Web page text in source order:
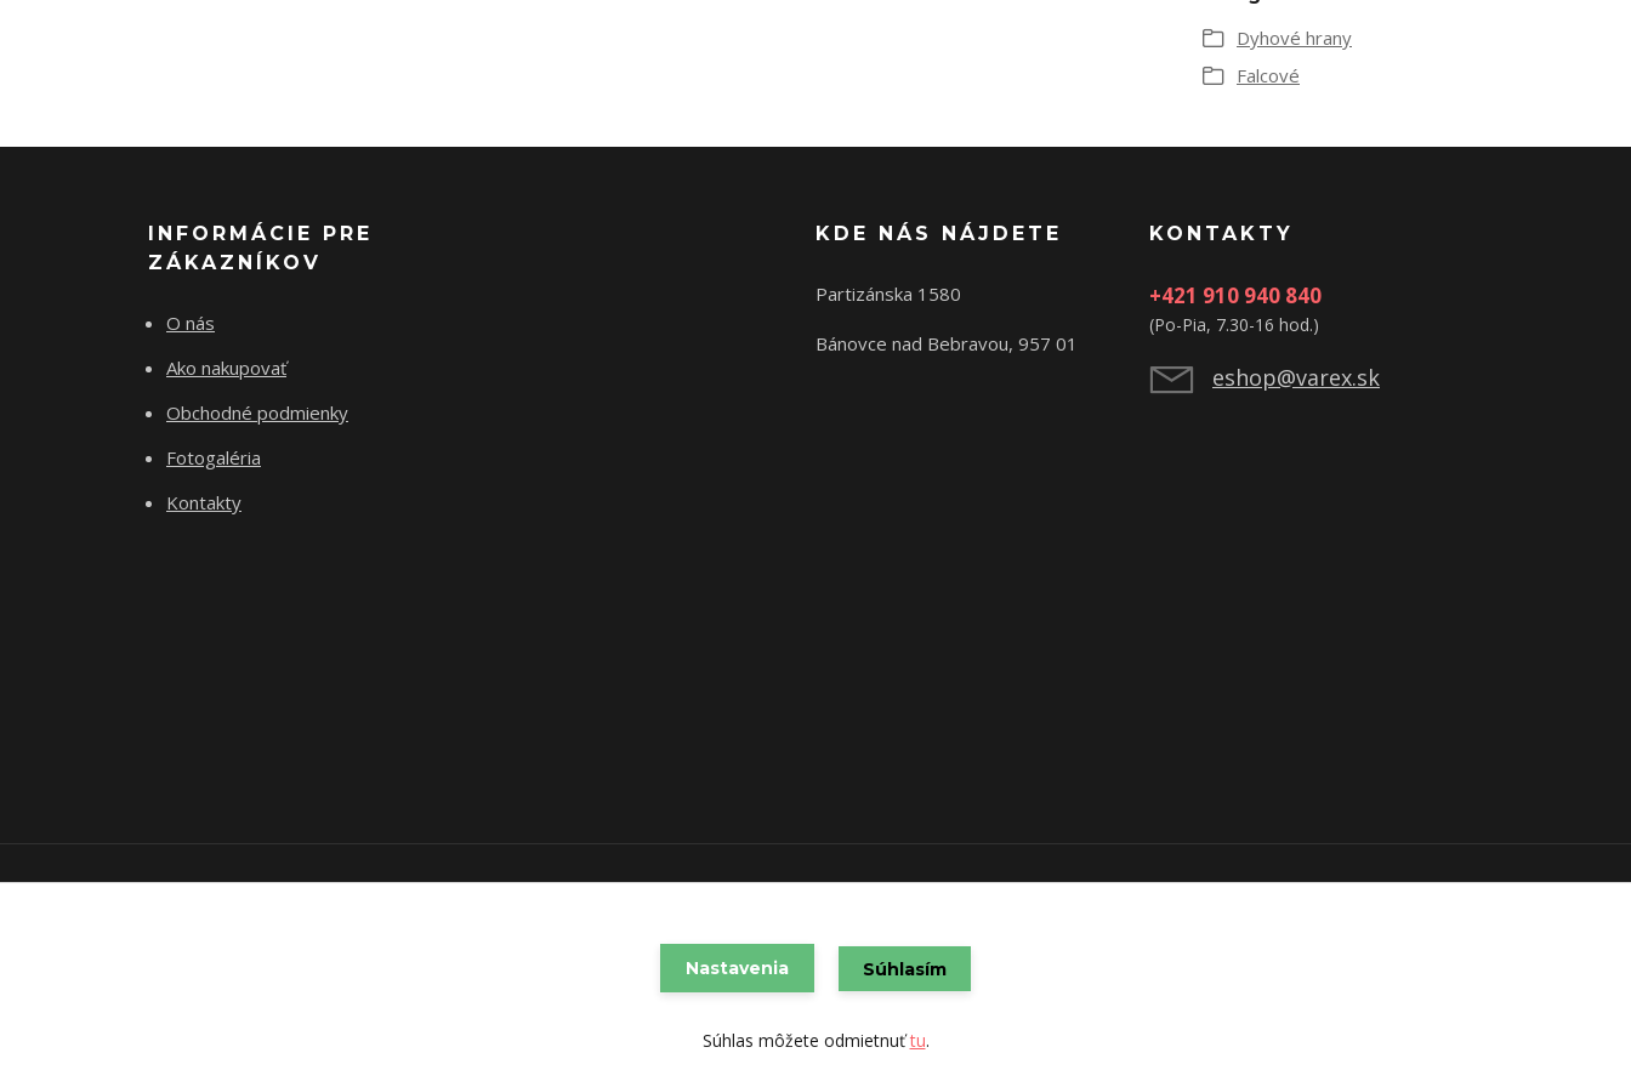
Dyhové hrany
Falcové
INFORMÁCIE PRE
ZÁKAZNÍKOV
O nás
Ako nakupovať
Obchodné podmienky
Fotogaléria
Kontakty
KDE NÁS NÁJDETE
Partizánska 1580
Bánovce nad Bebravou, 957 01
KONTAKTY
+421 910 940 840
(Po-Pia, 7.30-16 hod.)
eshop@varex.sk
Vytvorené na
Eshop-rychlo.sk
Nastavenia Súhlasím
Súhlas môžete odmietnuťtu.